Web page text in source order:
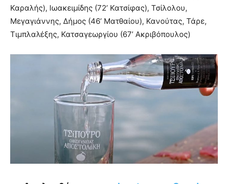
Καραλής), Ιωακειμίδης (72’ Κατσίφας), Τσίλολου,
Μεγαγιάννης, Δήμος (46’ Ματθαίου), Κανούτας, Τάρε,
Τιμπλαλέξης, Κατσαγεωργίου (67’ Ακριβόπουλος)